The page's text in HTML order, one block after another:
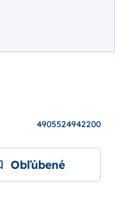
4905524942200
Obľúbené